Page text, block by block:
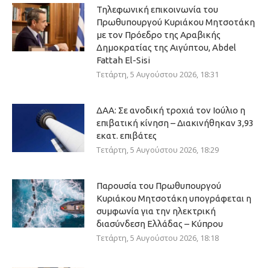
Τηλεφωνική επικοινωνία του
Πρωθυπουργού Κυριάκου Μητσοτάκη
με τον Πρόεδρο της Αραβικής
Δημοκρατίας της Αιγύπτου, Abdel
Fattah El-Sisi
Τετάρτη, 5 Αυγούστου 2026, 18:31
ΔΑΑ: Σε ανοδική τροχιά τον Ιούλιο η
επιβατική κίνηση – Διακινήθηκαν 3,93
εκατ. επιβάτες
Τετάρτη, 5 Αυγούστου 2026, 18:29
Παρουσία του Πρωθυπουργού
Κυριάκου Μητσοτάκη υπογράφεται η
συμφωνία για την ηλεκτρική
διασύνδεση Ελλάδας – Κύπρου
Τετάρτη, 5 Αυγούστου 2026, 18:18